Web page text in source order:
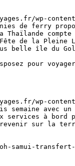
wp-
de ferry
compte
de la Pleine
belle île du
pour
wp-
avec
services à
sur la
samui-